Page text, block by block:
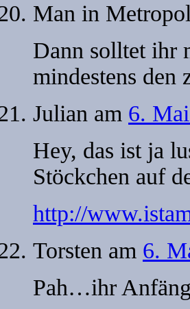
Man in
Dann solltet ihr
mindestens den
Julian am 6.
Hey, das ist ja
Stöckchen auf
http://
Torsten am 6.
Pah…ihr